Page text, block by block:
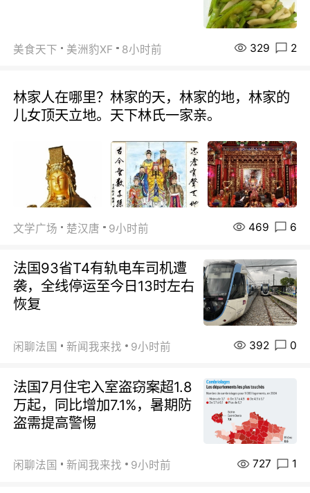
美食天下 美洲豹XF 8小时前 329 2
林家人在哪里？林家的天，林家的地，林家的
儿女顶天立地。天下林氏一家亲。
文学广场 楚汉唐 9小时前 469 6
法国93省T4有轨电车司机遭
袭，全线停运至今日13时左右
恢复
闲聊法国 新闻我来找 9小时前 392 0
法国7月住宅入室盗窃案超1.8
万起，同比增加7.1%，暑期防
盗需提高警惕
闲聊法国 新闻我来找 9小时前 727 1